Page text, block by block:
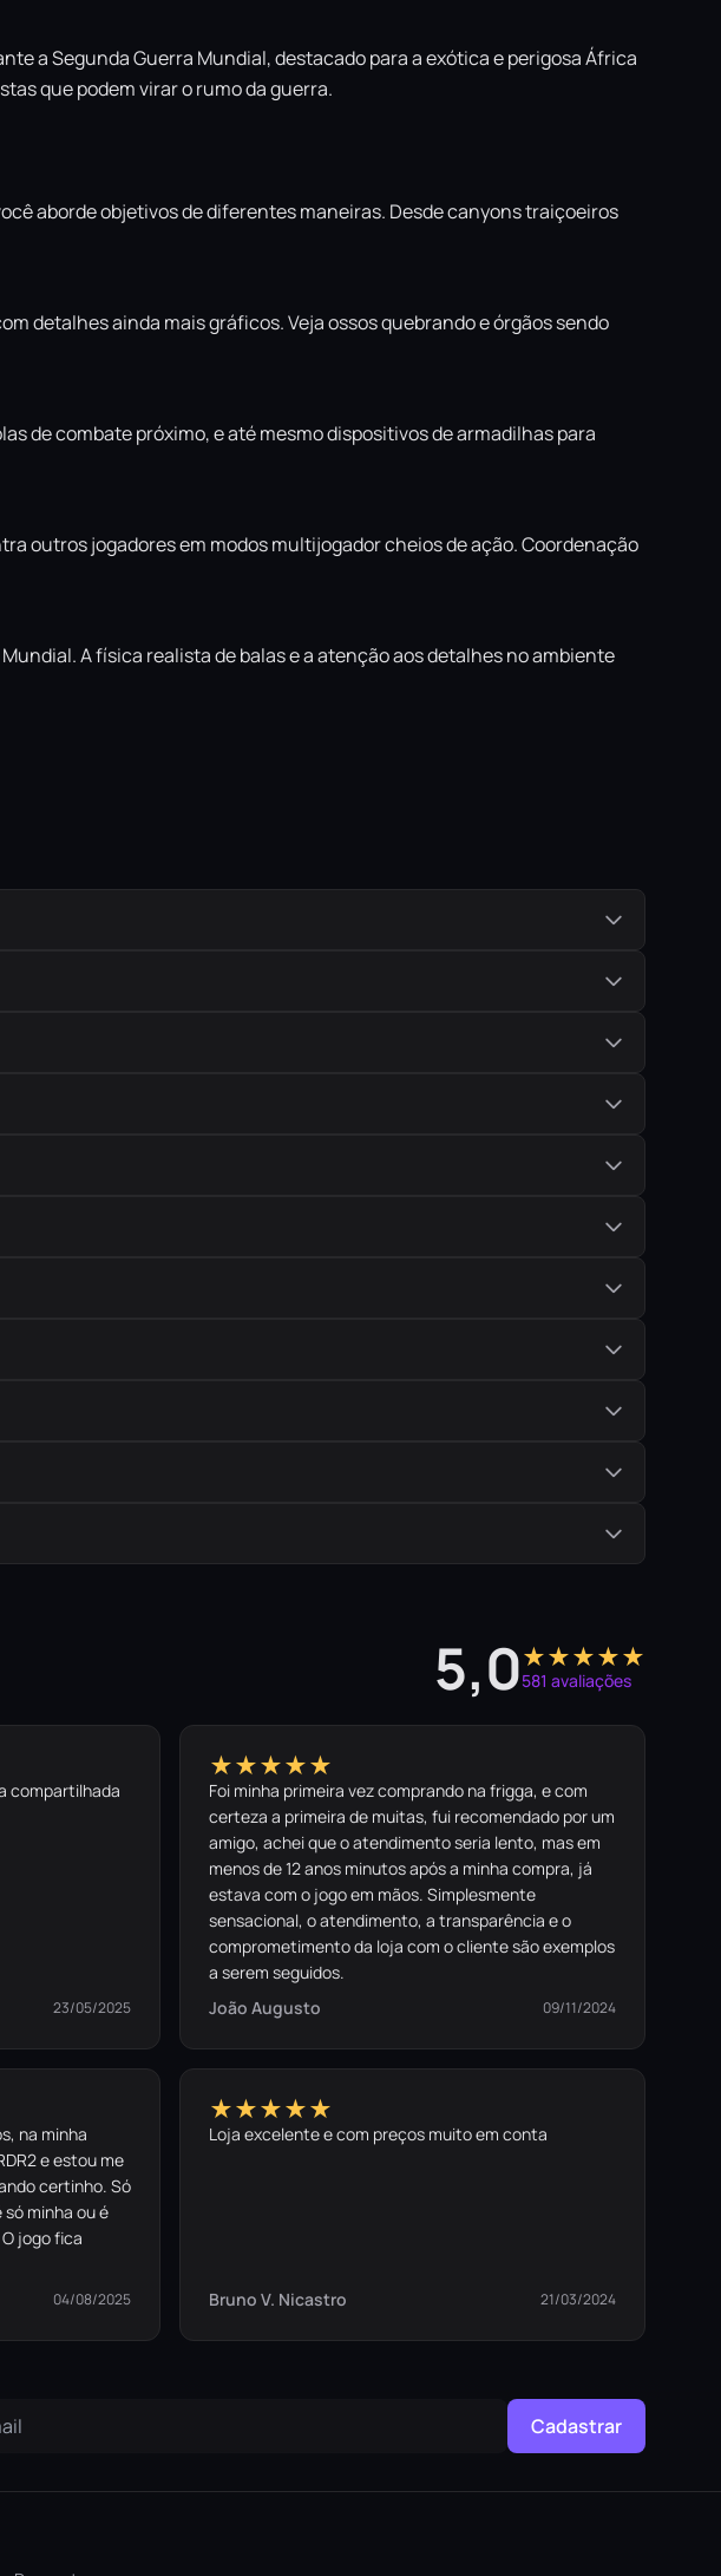
a Segunda Guerra Mundial, destacado para a exótica e perigosa África
que podem virar o rumo da guerra.
aborde objetivos de diferentes maneiras. Desde canyons traiçoeiros
detalhes ainda mais gráficos. Veja ossos quebrando e órgãos sendo
de combate próximo, e até mesmo dispositivos de armadilhas para
outros jogadores em modos multijogador cheios de ação. Coordenação
A física realista de balas e a atenção aos detalhes no ambiente
5,0★★★★★
581 avaliações
compartilhada
23/05/2025
★★★★★
Foi minha primeira vez comprando na frigga, e com
certeza a primeira de muitas, fui recomendado por um
amigo, achei que o atendimento seria lento, mas em
menos de 12 anos minutos após a minha compra, já
estava com o jogo em mãos. Simplesmente
sensacional, o atendimento, a transparência e o
comprometimento da loja com o cliente são exemplos
a serem seguidos.
João Augusto
09/11/2024
na minha
e estou me
certinho. Só
minha ou é
jogo fica
04/08/2025
★★★★★
Loja excelente e com preços muito em conta
Bruno V. Nicastro 21/03/2024
Cadastrar